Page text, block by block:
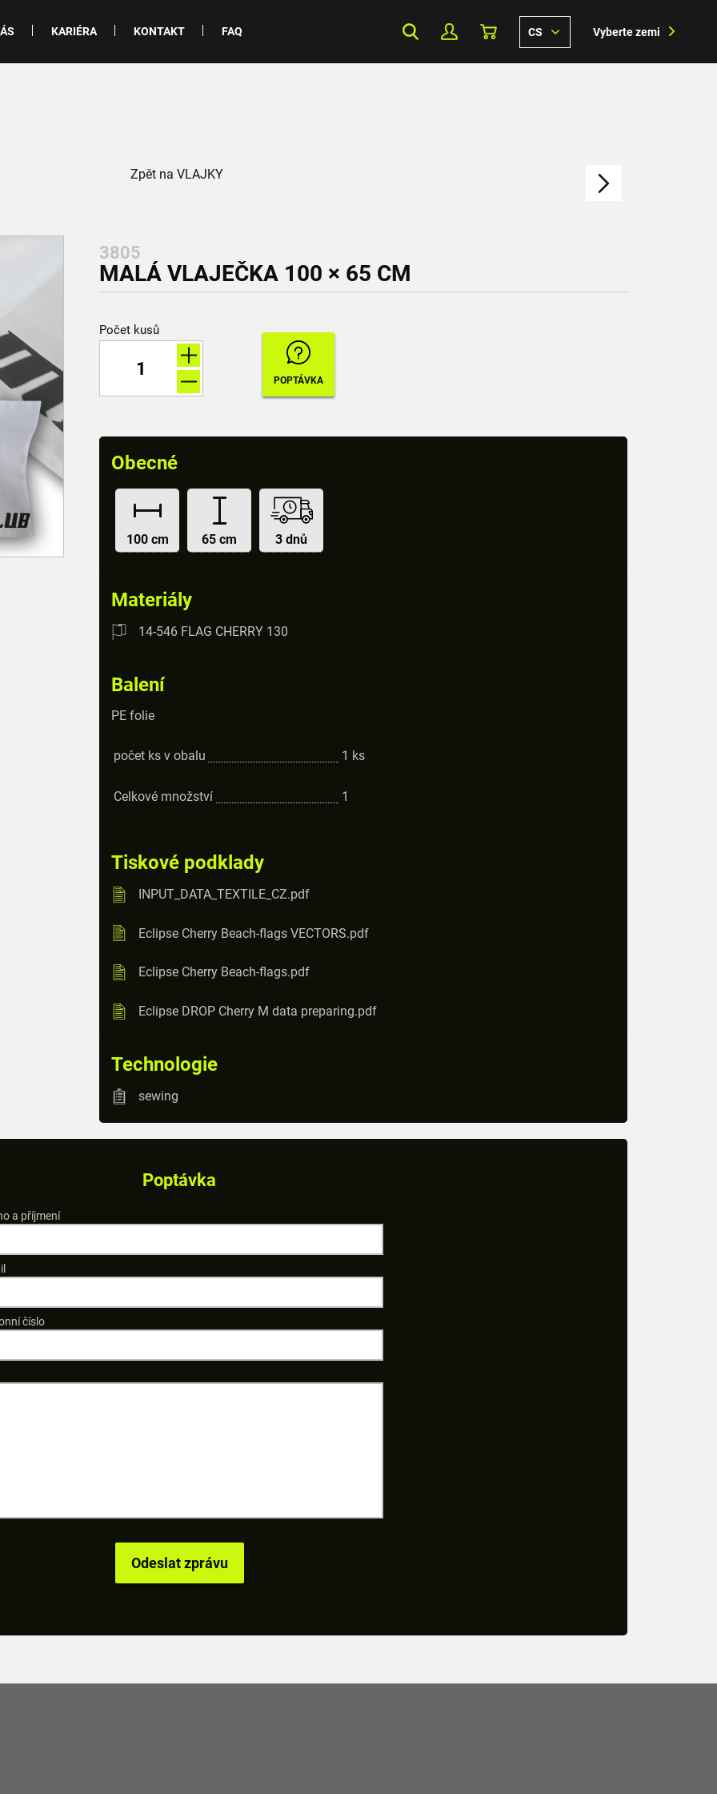
KARIÉRA KONTAKT FAQ CS Vyberte zemi
Zpět na VLAJKY
3805
MALÁ VLAJEČKA 100 × 65 CM
Počet kusů
Obecné
100 cm 65 cm 3 dnů
Materiály
14-546 FLAG CHERRY 130
Balení
PE folie
počet ks v obalu 1 ks
Celkové množství 1
Tiskové podklady
INPUT_DATA_TEXTILE_CZ.pdf
Eclipse Cherry Beach-flags VECTORS.pdf
Eclipse Cherry Beach-flags.pdf
Eclipse DROP Cherry M data preparing.pdf
Technologie
sewing
Poptávka
a příjmení
číslo